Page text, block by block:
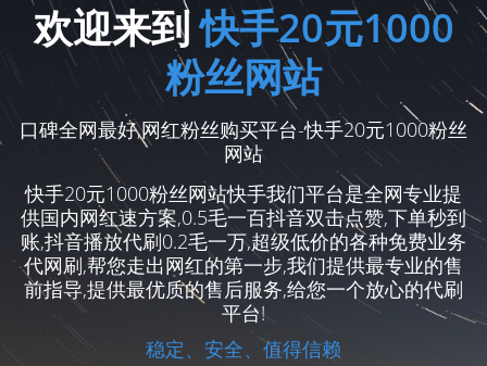
欢迎来到快手20元1000
粉丝网站
口碑全网最好,网红粉丝购买平台-快手20元1000粉丝
网站
快手20元1000粉丝网站快手我们平台是全网专业提
供国内网红速方案,0.5毛一百抖音双击点赞,下单秒到
账,抖音播放代刷0.2毛一万,超级低价的各种免费业务
代网刷,帮您走出网红的第一步,我们提供最专业的售
前指导,提供最优质的售后服务,给您一个放心的代刷
平台!
稳定、安全、值得信赖